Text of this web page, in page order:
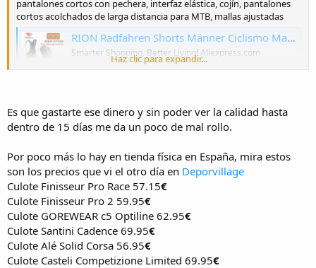
pantalones cortos con pechera, interfaz elástica, cojín, pantalones
cortos acolchados de larga distancia para MTB, mallas ajustadas
RION Radfahren Shorts Männer Ciclismo Masculina Trägerhose Elastische Interface Kissen Fern MTB Gepolsterte Shorts Strumpfhosen Slim Fit - AliExpress 18
Smarter Shopping, Better Living! Aliexpress.com
a.aliexpress.com
Haz clic para expandir...
Es que gastarte ese dinero y sin poder ver la calidad hasta
dentro de 15 días me da un poco de mal rollo.
Por poco más lo hay en tienda física en España, mira estos
son los precios que vi el otro día en Deporvillage
Culote Finisseur Pro Race 57.15€
Culote Finisseur Pro 2 59.95€
Culote GOREWEAR c5 Optiline 62.95€
Culote Santini Cadence 69.95€
Culote Alé Solid Corsa 56.95€
Culote Casteli Competizione Limited 69.95€